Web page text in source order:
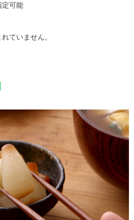
定可能
ていません。